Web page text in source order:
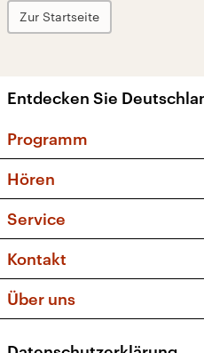
Zur Startseite
Entdecken Sie
Programm
Sendungen und
Musikliste
Kakadu – Das
Hören
Frequenzen (UKW +
Service
FAQ
Apps
Newsletter
Kontakt
Social Media
Über uns